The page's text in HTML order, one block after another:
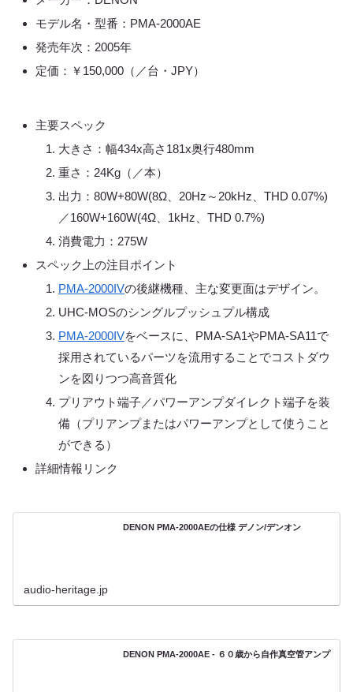
モデル名・型番：PMA-2000AE
発売年次：2005年
定価：￥150,000（／台・JPY）
主要スペック
大きさ：幅434x高さ181x奥行480mm
重さ：24Kg（／本）
出力：80W+80W(8Ω、20Hz～20kHz、THD 0.07%)
／160W+160W(4Ω、1kHz、THD 0.7%)
消費電力：275W
スペック上の注目ポイント
PMA-2000IVの後継機種、主な変更面はデザイン。
UHC-MOSのシングルプッシュプル構成
PMA-2000IVをベースに、PMA-SA1やPMA-SA11で
採用されているパーツを流用することでコストダウ
ンを図りつつ高音質化
プリアウト端子／パワーアンプダイレクト端子を装
備（プリアンプまたはパワーアンプとして使うこと
ができる）
詳細情報リンク
DENON PMA-2000AEの仕様 デノン/デンオン
audio-heritage.jp
DENON PMA-2000AE - ６０歳から自作真空管アンプ